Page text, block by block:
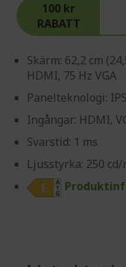
100 kr
RABATT
Skärm: 62,2 cm
HDMI, 75 Hz VGA
Panelteknologi:
Ingångar: HDMI,
Svarstid: 1 ms
Ljusstyrka: 250 cd/